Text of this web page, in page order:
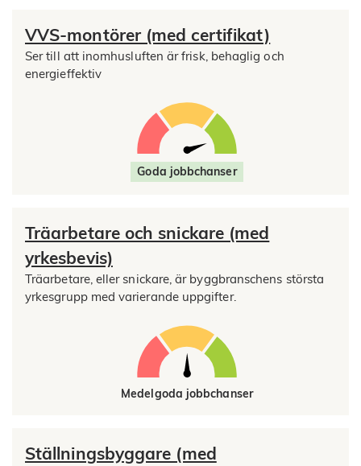
VVS-montörer (med certifikat)
Ser till att inomhusluften är frisk, behaglig och
energieffektiv
Goda jobbchanser
Träarbetare och snickare (med
yrkesbevis)
Träarbetare, eller snickare, är byggbranschens största
yrkesgrupp med varierande uppgifter.
Medelgoda jobbchanser
Ställningsbyggare (med